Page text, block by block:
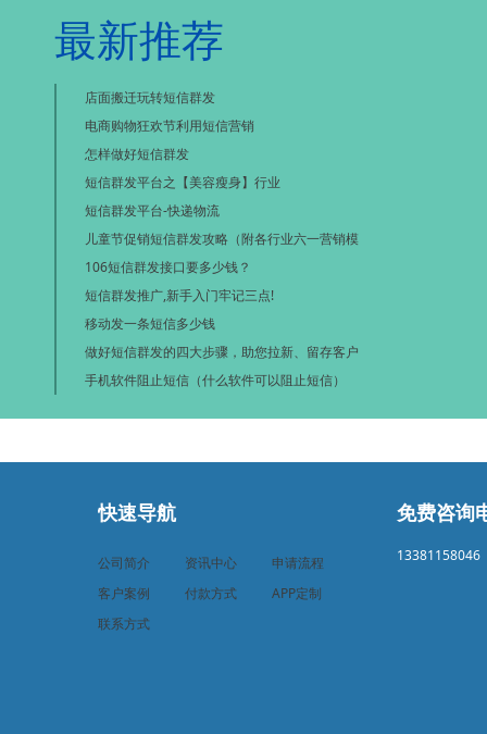
最新推荐
店面搬迁玩转短信群发
电商购物狂欢节利用短信营销
怎样做好短信群发
短信群发平台之【美容瘦身】行业
短信群发平台-快递物流
儿童节促销短信群发攻略（附各行业六一营销模
106短信群发接口要多少钱？
短信群发推广,新手入门牢记三点!
移动发一条短信多少钱
做好短信群发的四大步骤，助您拉新、留存客户
手机软件阻止短信（什么软件可以阻止短信）
快速导航
公司简介 资讯中心
申请流程
客户案例
付款方式
APP定制
联系方式
免费咨询
13381158046